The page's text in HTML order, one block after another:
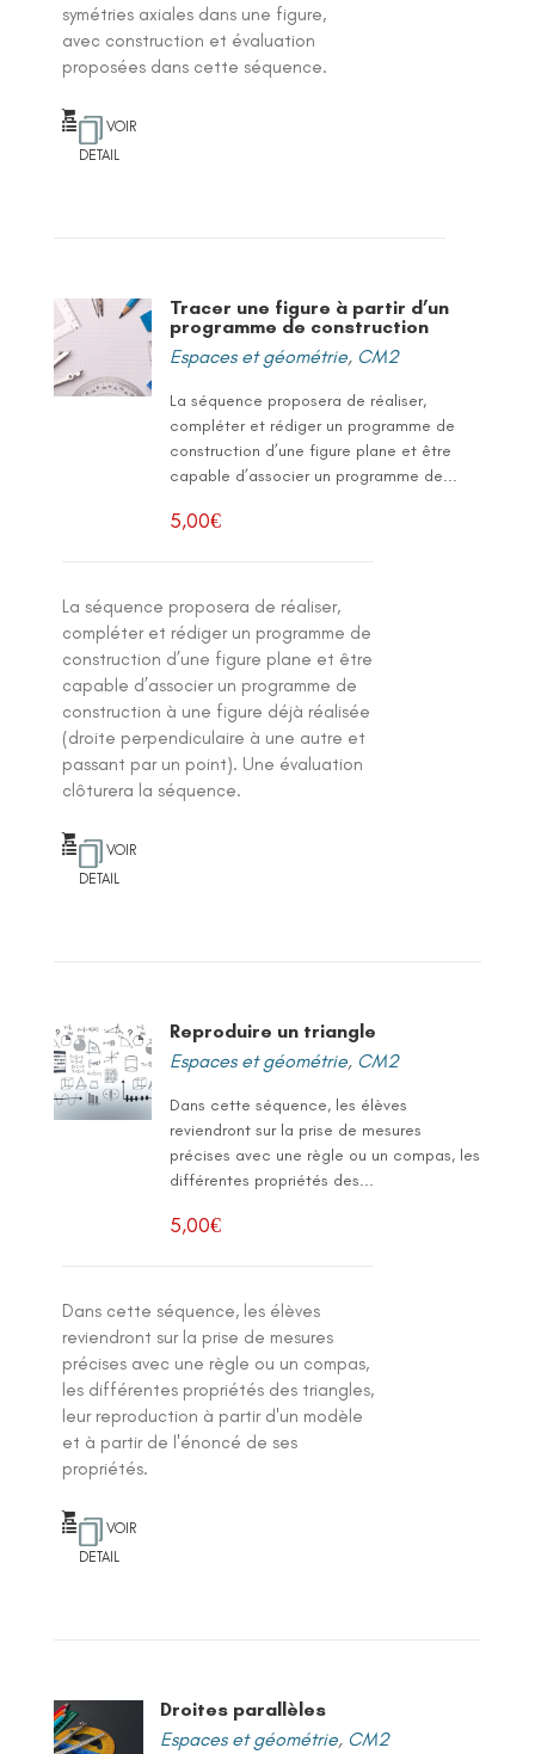
symétries axiales dans une figure,
avec construction et évaluation
proposées dans cette séquence.
VOIR
DETAIL
Tracer une figure à partir d’un
programme de construction
Espaces et géométrie, CM2
La séquence proposera de réaliser,
compléter et rédiger un programme de
construction d’une figure plane et être
capable d’associer un programme de...
5,00€
La séquence proposera de réaliser,
compléter et rédiger un programme de
construction d’une figure plane et être
capable d’associer un programme de
construction à une figure déjà réalisée
(droite perpendiculaire à une autre et
passant par un point). Une évaluation
clôturera la séquence.
VOIR
DETAIL
Reproduire un triangle
Espaces et géométrie, CM2
Dans cette séquence, les élèves
reviendront sur la prise de mesures
précises avec une règle ou un compas, les
différentes propriétés des...
5,00€
Dans cette séquence, les élèves
reviendront sur la prise de mesures
précises avec une règle ou un compas,
les différentes propriétés des triangles,
leur reproduction à partir d'un modèle
et à partir de l'énoncé de ses
propriétés.
VOIR
DETAIL
Droites parallèles
Espaces et géométrie, CM2